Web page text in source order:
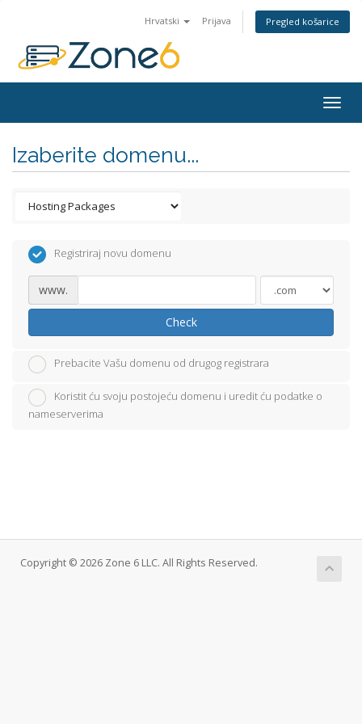
Hrvatski Prijava Pregled košarice
Izaberite domenu...
Registriraj novu domenu
www.
Check
Prebacite Vašu domenu od drugog registrara
Koristit ću svoju postojeću domenu i uredit ću podatke o
nameserverima
Copyright © 2026 Zone 6 LLC. All Rights Reserved.